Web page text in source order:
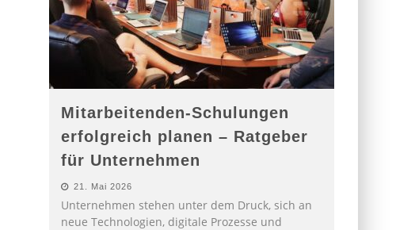
Mitarbeitenden-Schulungen
erfolgreich planen – Ratgeber
für Unternehmen
21. Mai 2026
Unternehmen stehen unter dem Druck, sich an
neue Technologien, digitale Prozesse und